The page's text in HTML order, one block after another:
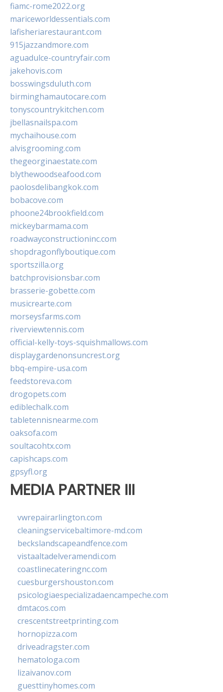
fiamc-rome2022.org
mariceworldessentials.com
lafisheriarestaurant.com
915jazzandmore.com
aguadulce-countryfair.com
jakehovis.com
bosswingsduluth.com
birminghamautocare.com
tonyscountrykitchen.com
jbellasnailspa.com
mychaihouse.com
alvisgrooming.com
thegeorginaestate.com
blythewoodseafood.com
paolosdelibangkok.com
bobacove.com
phoone24brookfield.com
mickeybarmama.com
roadwayconstructioninc.com
shopdragonflyboutique.com
sportszilla.org
batchprovisionsbar.com
brasserie-gobette.com
musicrearte.com
morseysfarms.com
riverviewtennis.com
official-kelly-toys-squishmallows.com
displaygardenonsuncrest.org
bbq-empire-usa.com
feedstoreva.com
drogopets.com
ediblechalk.com
tabletennisnearme.com
oaksofa.com
soultacohtx.com
capishcaps.com
gpsyfl.org
MEDIA PARTNER III
vwrepairarlington.com
cleaningservicebaltimore-md.com
beckslandscapeandfence.com
vistaaltadelveramendi.com
coastlinecateringnc.com
cuesburgershouston.com
psicologiaespecializadaencampeche.com
dmtacos.com
crescentstreetprinting.com
hornopizza.com
driveadragster.com
hematologa.com
lizaivanov.com
guesttinyhomes.com